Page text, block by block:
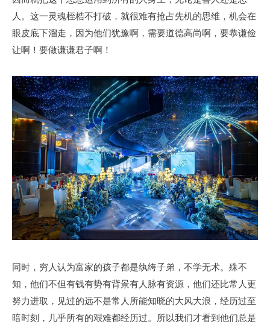
人。这一灵魂桎梏不打破，就很难有抢占先机的思维，机会在
眼皮底下溜走，因为他们犹豫啊，需要道德高尚啊，要恭谦俭
让啊！要做谦谦君子啊！
同时，穷人认为富家的孩子都是纨绔子弟，不学无术。殊不
知，他们不但有钱有势有背景有人脉有资源，他们还比常人更
努力进取，见过的远不是常人所能知晓的大风大浪，经历过至
暗时刻，几乎所有的艰难都经历过。所以我们才看到他们总是